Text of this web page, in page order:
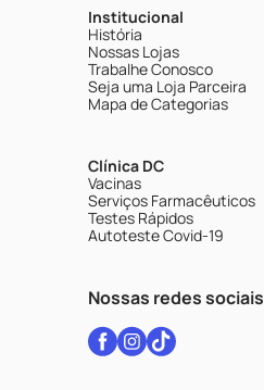
Institucional
História
Nossas Lojas
Trabalhe Conosco
Seja uma Loja Parceira
Mapa de Categorias
Clínica DC
Vacinas
Serviços Farmacêuticos
Testes Rápidos
Autoteste Covid-19
Nossas redes sociais